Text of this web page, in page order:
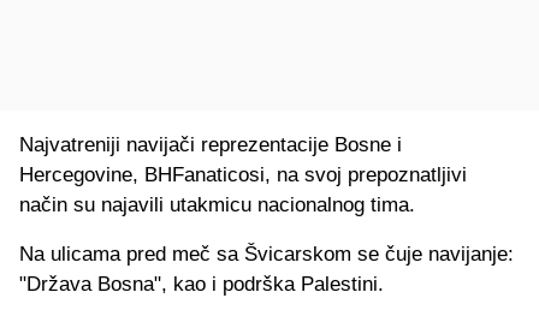
Najvatreniji navijači reprezentacije Bosne i
Hercegovine, BHFanaticosi, na svoj prepoznatljivi
način su najavili utakmicu nacionalnog tima.
Na ulicama pred meč sa Švicarskom se čuje navijanje:
"Država Bosna", kao i podrška Palestini.